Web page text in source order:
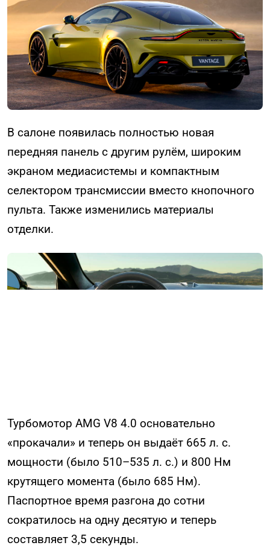
В салоне появилась полностью новая
передняя панель с другим рулём, широким
экраном медиасистемы и компактным
селектором трансмиссии вместо кнопочного
пульта. Также изменились материалы
отделки.
Турбомотор AMG V8 4.0 основательно
«прокачали» и теперь он выдаёт 665 л. с.
мощности (было 510–535 л. с.) и 800 Нм
крутящего момента (было 685 Нм).
Паспортное время разгона до сотни
сократилось на одну десятую и теперь
составляет 3,5 секунды.